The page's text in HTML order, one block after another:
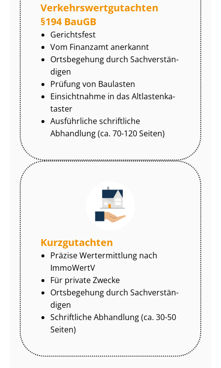
Ver­kehrs­wert­gut­ach­ten
§194 BauGB
Gerichtsfest
Vom Finanzamt anerkannt
Ortsbegehung durch Sach­ver­stän­
di­gen
Prüfung von Baulasten
Einsichtnahme in das Alt­las­ten­ka­
tas­ter
Ausführliche schriftliche
Abhandlung (ca. 70-120 Seiten)
Kurzgutachten
Präzise Wertermittlung nach
ImmoWertV
Für private Zwecke
Ortsbegehung durch Sach­ver­stän­
di­gen
Schriftliche Abhandlung (ca. 30-50
Seiten)